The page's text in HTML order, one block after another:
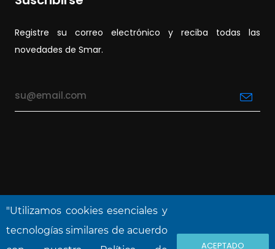
Registre su correo electrónico y reciba todas las
novedades de Smar.
NOVA SMAR S/A © 2026. Reservados todos
"Utilizamos cookies esenciales y
tecnologías similares de acuerdo
ACEPTADO